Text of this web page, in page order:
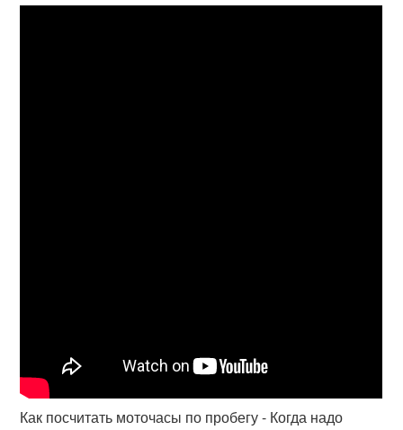
Как посчитать моточасы по пробегу - Когда надо